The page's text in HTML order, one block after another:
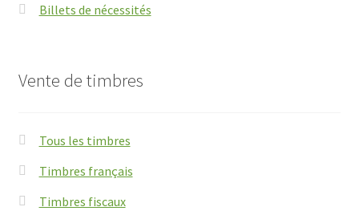
Billets de nécessités
Vente de timbres
Tous les timbres
Timbres français
Timbres fiscaux